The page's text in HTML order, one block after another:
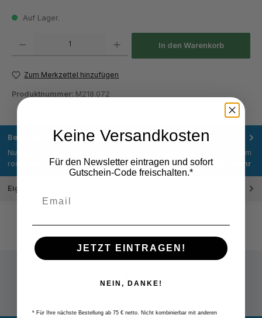
Auf Lager.
In den Warenkorb
Zum Merkzettel hinzufügen
Produktnummer: M218.072
Beschreibung
Nutzen Sie die Kombination aus Digitalanzeige 0,01 mm, gehärtetem
rostfreien Stahl und der asymmetrischen Brücke 120 mm für…
Mehr
Eigenschaften
Keine Versandkosten
Für den Newsletter eintragen und sofort
Gutschein-Code freischalten.*
JETZT EINTRAGEN!
NEIN, DANKE!
* Für Ihre nächste Bestellung ab 75 € netto. Nicht kombinierbar mit anderen